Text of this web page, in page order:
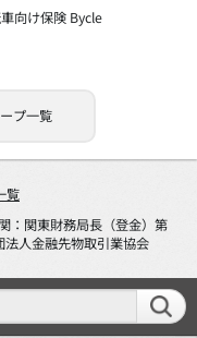
向け保険 Bycle
プ一覧
覧
団法人金融先物取引業協会